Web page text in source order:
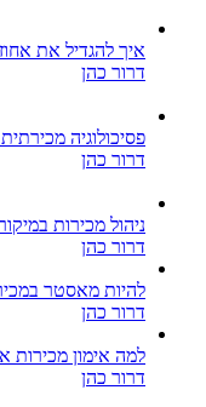
איך להגדיל את
דרור כהן
פסיכולוגיה
דרור כהן
ניהול מכירות
דרור כהן
להיות מאסטר
דרור כהן
למה אימון
דרור כהן